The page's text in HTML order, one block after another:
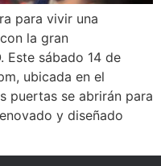
para vivir una
la gran
Este sábado 14 de
ubicada en el
puertas se abrirán para
y diseñado